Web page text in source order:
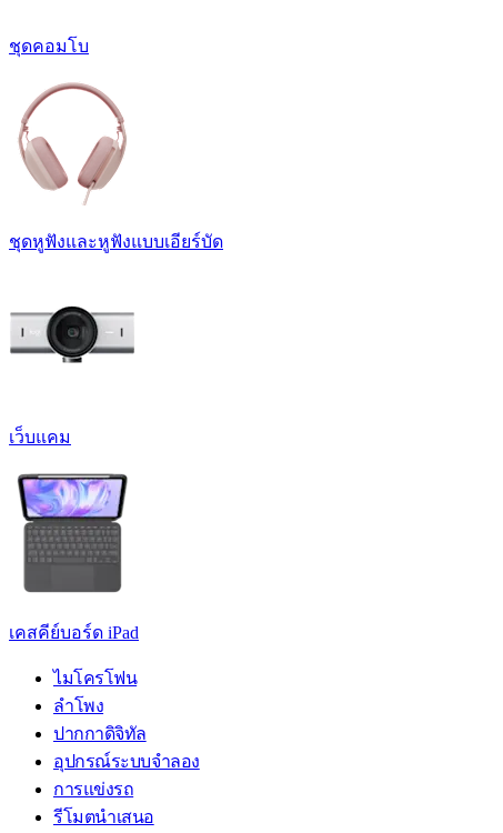
ชุดคอมโบ
ชุดหูฟังและหูฟังแบบเอียร์บัด
เว็บแคม
เคสคีย์บอร์ด iPad
ไมโครโฟน
ลำโพง
ปากกาดิจิทัล
อุปกรณ์ระบบจำลอง
การแข่งรถ
รีโมตนำเสนอ